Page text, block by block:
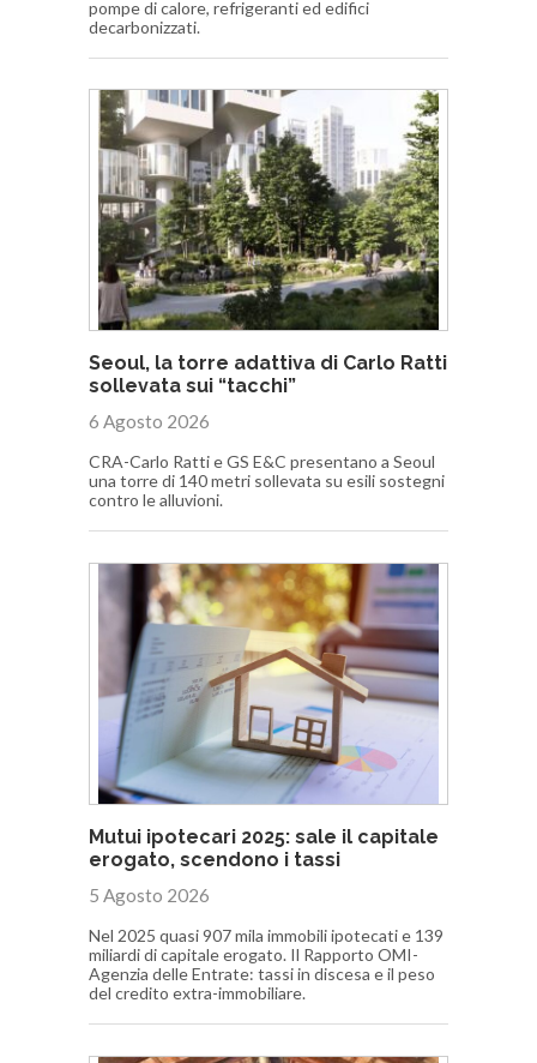
pompe di calore, refrigeranti ed edifici
decarbonizzati.
Seoul, la torre adattiva di Carlo Ratti
sollevata sui “tacchi”
6 Agosto 2026
CRA-Carlo Ratti e GS E&C presentano a Seoul
una torre di 140 metri sollevata su esili sostegni
contro le alluvioni.
Mutui ipotecari 2025: sale il capitale
erogato, scendono i tassi
5 Agosto 2026
Nel 2025 quasi 907 mila immobili ipotecati e 139
miliardi di capitale erogato. Il Rapporto OMI-
Agenzia delle Entrate: tassi in discesa e il peso
del credito extra-immobiliare.